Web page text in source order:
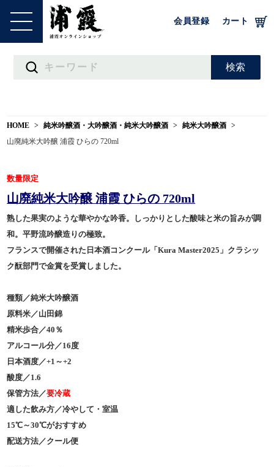
会員登録 カート
HOME 純米吟醸酒・大吟醸酒・純米大吟醸酒
純米大吟醸酒
山廃純米大吟醸 浦霞 ひらの 720ml
数量限定
山廃純米大吟醸 浦霞 ひらの 720ml
熟した果実のような華やかな吟香。しっかりとした酸味と米の旨みが調
和。平野流吟醸造りの極致。
フランスで開催された日本酒コンクール「Kura Master2025」クラシッ
ク酛部門で金賞を受賞しました。
種類／純米大吟醸酒
原料米／山田錦
精米歩合／40％
アルコール分／16度
日本酒度／+1～+2
酸度／1.6
保管方法／要冷蔵
適した飲み方／冷やして・室温
15℃～30℃がおすすめ
配送方法／クール便